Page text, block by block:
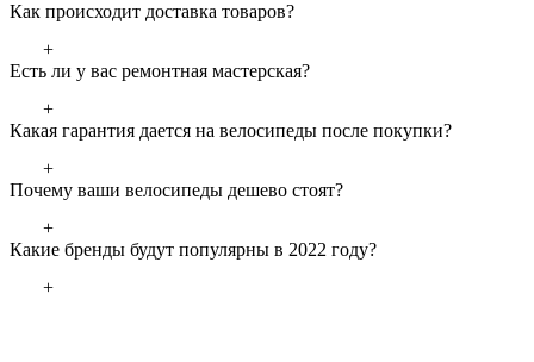
Как происходит доставка товаров?
+
Есть ли у вас ремонтная мастерская?
+
Какая гарантия дается на велосипеды после покупки?
+
Почему ваши велосипеды дешево стоят?
+
Какие бренды будут популярны в 2022 году?
+